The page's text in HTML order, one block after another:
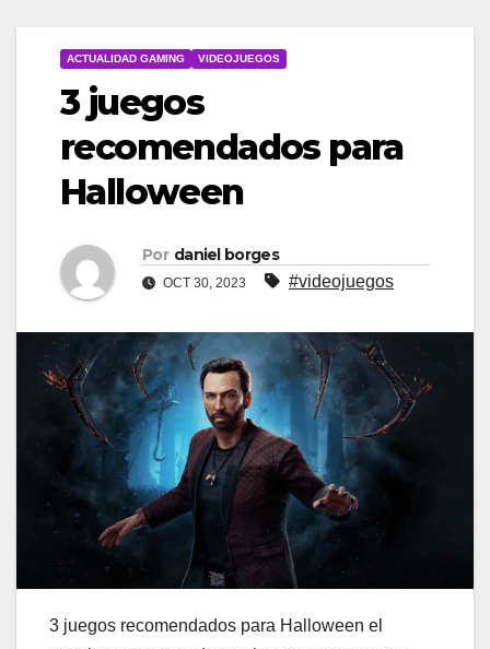
ACTUALIDAD GAMING VIDEOJUEGOS
3 juegos
recomendados para
Halloween
Por daniel borges
OCT 30, 2023 #videojuegos
3 juegos recomendados para Halloween el